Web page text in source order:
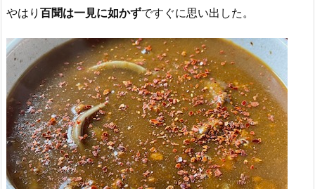
やはり 百聞は一見に如かずですぐに思い出した。